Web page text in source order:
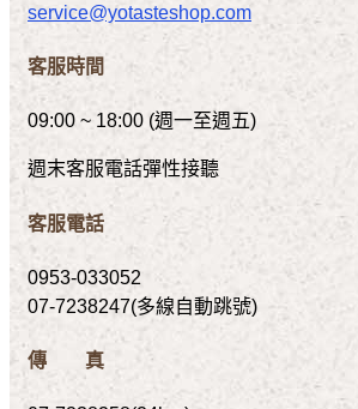
service@yotasteshop.com
客服時間
09:00 ~ 18:00 (週一至週五)
週末客服電話彈性接聽
客服電話
0953-033052
07-7238247(多線自動跳號)
傳 真